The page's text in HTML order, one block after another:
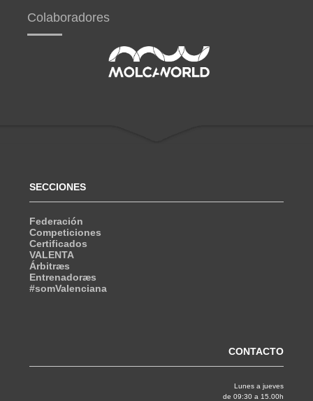
Colaboradores
SECCIONES
Federación
Competiciones
Certificados
VALENTA
Árbitræs
Entrenadoræs
#somValenciana
CONTACTO
Lunes a jueves
de 09:30 a 15.00h